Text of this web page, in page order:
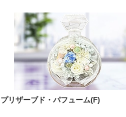
プリザーブド・パフューム(F)